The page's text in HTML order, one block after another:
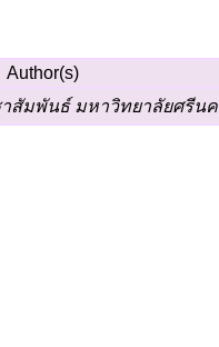
Author(s)
สัมพันธ์ มหาวิทยาลัยศรีน